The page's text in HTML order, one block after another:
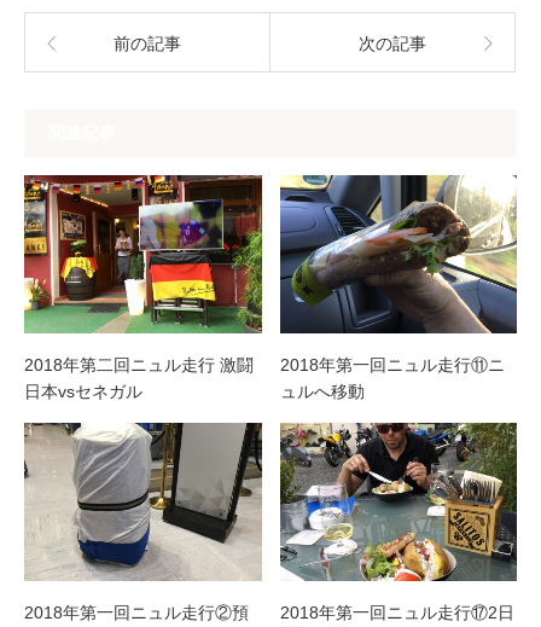
前の記事 次の記事
2018年第二回ニュル走行 激闘
日本vsセネガル
2018年第一回ニュル走行⑪ニ
ュルへ移動
2018年第一回ニュル走行②預
2018年第一回ニュル走行⑰2日